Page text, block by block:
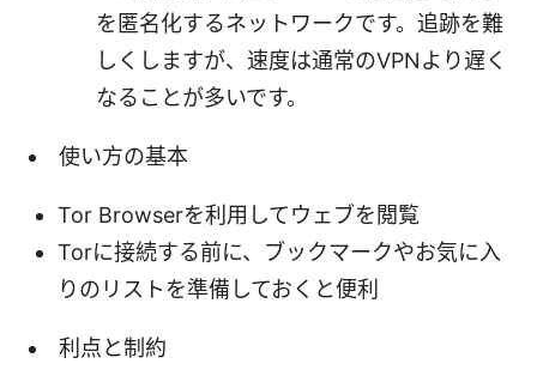
を匿名化するネットワークです。追跡を難
しくしますが、速度は通常のVPNより遅く
なることが多いです。
使い方の基本
Tor Browserを利用してウェブを閲覧
Torに接続する前に、ブックマークやお気に入
りのリストを準備しておくと便利
利点と制約